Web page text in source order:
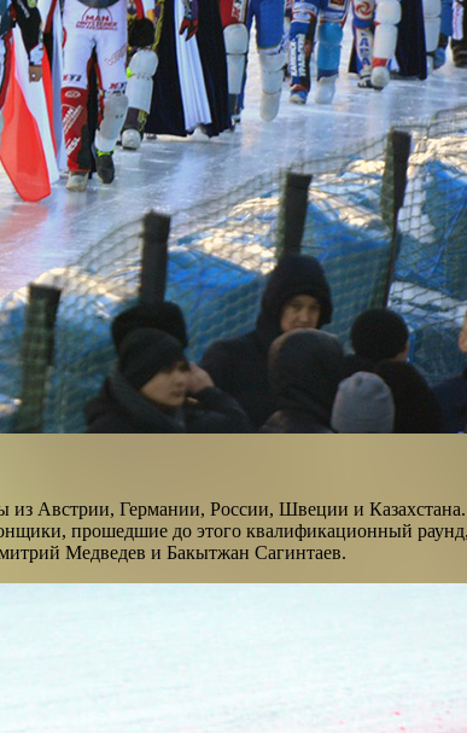
из Австрии, Германии, России, Швеции и
прошедшие до этого квалификационный
Медведев и Бакытжан Сагинтаев.